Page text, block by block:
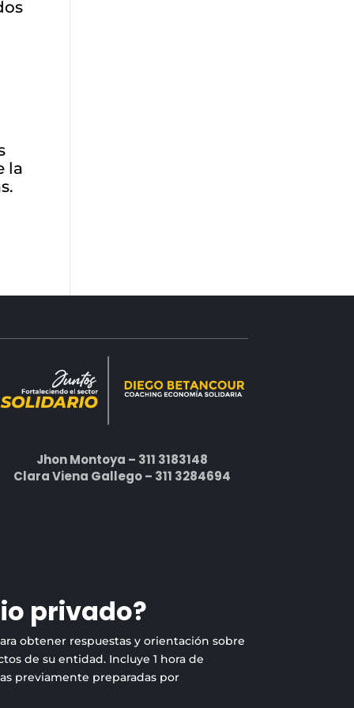
la
Jhon Montoya – 311 3183148
Clara Viena Gallego – 311 3284694
privado?
obtener respuestas y orientación sobre
de su entidad. Incluye 1 hora de
previamente preparadas por